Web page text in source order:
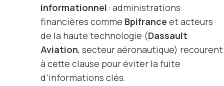
informationnel: administrations
financières comme Bpifrance et acteurs
de la haute technologie (Dassault
Aviation, secteur aéronautique) recourent
à cette clause pour éviter la fuite
d’informations clés.